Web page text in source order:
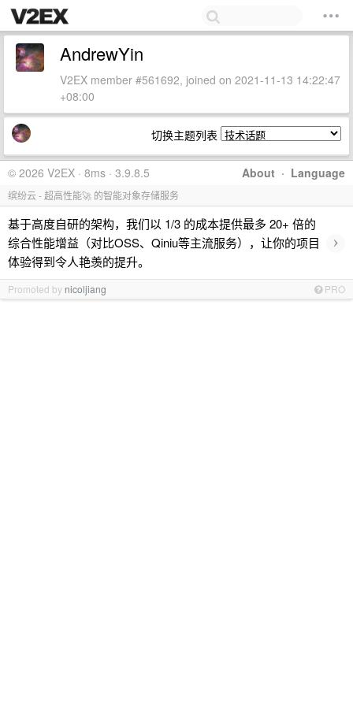
AndrewYin
V2EX member #561692, joined on 2021-11-13 14:22:47
+08:00
切换主题列表
About · Language
© 2026 V2EX · 8ms · 3.9.8.5
缤纷云 - 超高性能🚀 的智能对象存储服务
基于高度自研的架构，我们以 1/3 的成本提供最多 20+ 倍的
综合性能增益（对比OSS、Qiniu等主流服务），让你的项目
体验得到令人艳羡的提升。
›
Promoted by nicoljiang PRO